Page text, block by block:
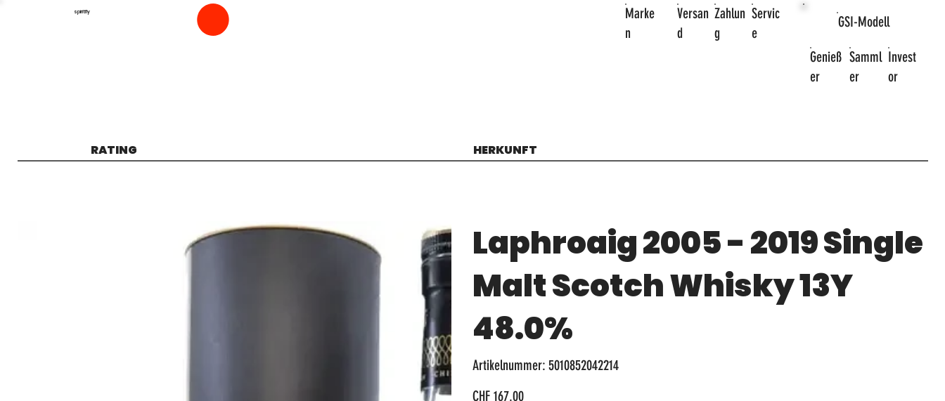
Invest
or
Samml
er
Genieß
er
GSI-Modell
Servic
e
Zahlun
g
Versan
d
Marke
n
spiritfly
Laphroaig 2005 - 2019 Single
Malt Scotch Whisky 13Y
48.0%
Artikelnummer: Artikelnummer:
5010852042214
5010852042214
Preis
CHF 167.00
RATING HERKUNFT